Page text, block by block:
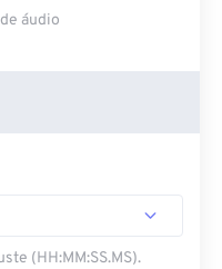
áudio
(HH:MM:SS.MS).